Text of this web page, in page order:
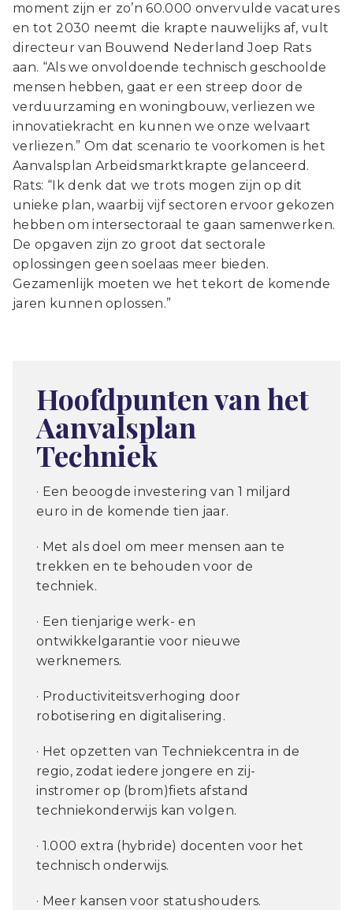
moment zijn er zo’n 60.000 onvervulde vacatures
en tot 2030 neemt die krapte nauwelijks af, vult
directeur van Bouwend Nederland Joep Rats
aan. “Als we onvoldoende technisch geschoolde
mensen hebben, gaat er een streep door de
verduurzaming en woningbouw, verliezen we
innovatiekracht en kunnen we onze welvaart
verliezen.” Om dat scenario te voorkomen is het
Aanvalsplan Arbeidsmarktkrapte gelanceerd.
Rats: “Ik denk dat we trots mogen zijn op dit
unieke plan, waarbij vijf sectoren ervoor gekozen
hebben om intersectoraal te gaan samenwerken.
De opgaven zijn zo groot dat sectorale
oplossingen geen soelaas meer bieden.
Gezamenlijk moeten we het tekort de komende
jaren kunnen oplossen.”
Hoofdpunten van het
Aanvalsplan
Techniek
· Een beoogde investering van 1 miljard
euro in de komende tien jaar.
· Met als doel om meer mensen aan te
trekken en te behouden voor de
techniek.
· Een tienjarige werk- en
ontwikkelgarantie voor nieuwe
werknemers.
· Productiviteitsverhoging door
robotisering en digitalisering.
· Het opzetten van Techniekcentra in de
regio, zodat iedere jongere en zij-
instromer op (brom)fiets afstand
techniekonderwijs kan volgen.
· 1.000 extra (hybride) docenten voor het
technisch onderwijs.
· Meer kansen voor statushouders.